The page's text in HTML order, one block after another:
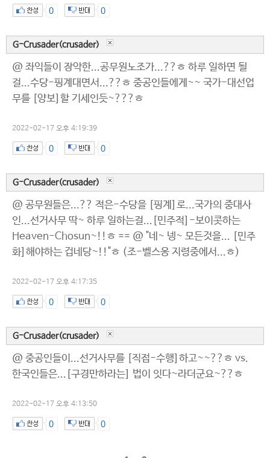
0 0
G-Crusader(crusader)
@ 좌익들이 장악한...공무원노조가...??ㅎ 하루 일하면 될
걸...수당-핑계대면서...??ㅎ 중공인들에게~~ 국가-대선업
무를 [양보]할 기세인듯~???ㅎ
2022-02-17 오후 4:19:39
0 0
G-Crusader(crusader)
@ 공무원들은...?? 적은-수당을 [핑계]로...국가의 중대사
인...선거사무 딱~ 하루 일하는걸...[민주적]-보이콧하는
Heaven-Chosun~!!ㅎ == @ "네~ 넹~ 모든것을... [민주
화]해야하는 겁네당~!!"ㅎ (조-벨스옹 지령중에서...ㅎ)
2022-02-17 오후 4:17:35
0 0
G-Crusader(crusader)
@ 중공인들이...선거사무를 [직접-수행]하고~~??ㅎ vs.
한국인들은...[구경만하라는] 법이 잇다~라더군요~??ㅎ
2022-02-17 오후 4:13:50
0 0